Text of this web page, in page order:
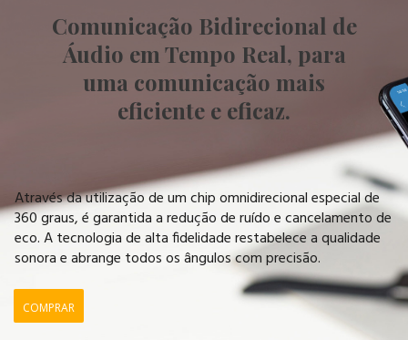
Comunicação Bidirecional de
Áudio em Tempo Real, para
uma comunicação mais
eficiente e eficaz.
Através da utilização de um chip omnidirecional especial de
360 graus, é garantida a redução de ruído e cancelamento de
eco. A tecnologia de alta fidelidade restabelece a qualidade
sonora e abrange todos os ângulos com precisão.
COMPRAR